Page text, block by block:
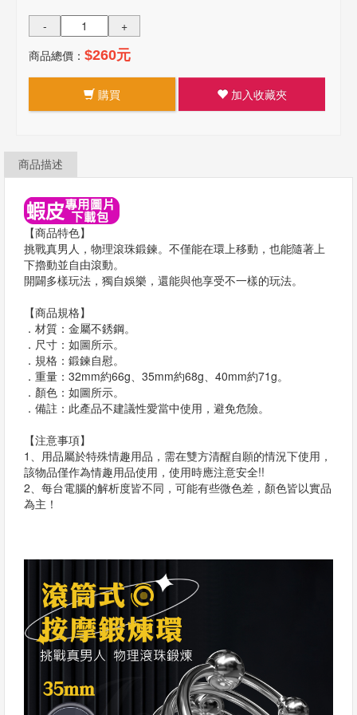
-
+
商品總價： $260元
購買 加入收藏夾
商品描述
【商品特色】
挑戰真男人，物理滾珠鍛鍊。不僅能在環上移動，也能隨著上
下擼動並自由滾動。
開闢多樣玩法，獨自娛樂，還能與他享受不一樣的玩法。
【商品規格】
．材質：金屬不銹鋼。
．尺寸：如圖所示。
．規格：鍛鍊自慰。
．重量：32mm約66g、35mm約68g、40mm約71g。
．顏色：如圖所示。
．備註：此產品不建議性愛當中使用，避免危險。
【注意事項】
1、用品屬於特殊情趣用品，需在雙方清醒自願的情況下使用，
該物品僅作為情趣用品使用，使用時應注意安全!!
2、每台電腦的解析度皆不同，可能有些微色差，顏色皆以實品
為主！